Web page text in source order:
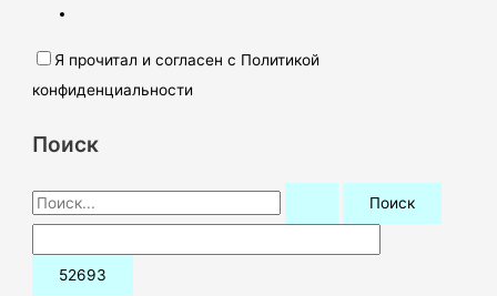
Я прочитал и согласен с Политикой
конфиденциальности
Поиск
П
о
и